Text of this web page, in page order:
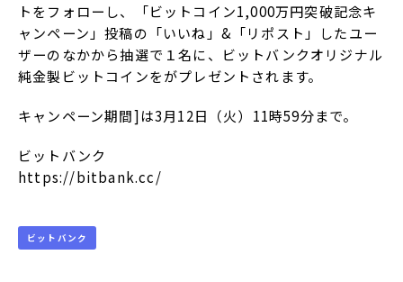
トをフォローし、「ビットコイン1,000万円突破記念キ
ャンペーン」投稿の「いいね」&「リポスト」したユー
ザーのなかから抽選で１名に、ビットバンクオリジナル
純金製ビットコインをがプレゼントされます。
キャンペーン期間]は3月12日（火）11時59分まで。
ビットバンク
https://bitbank.cc/
ビットバンク